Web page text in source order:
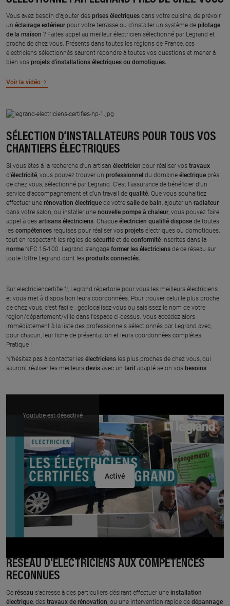
Vous avez besoin d'ajouter des prises électriques dans votre cuisine, de prévoir
un éclairage extérieur pour votre terrasse ou d'installer un système de pilotage
de la maison ? Faites appel au meilleur électricien sélectionné par Legrand et
proche de chez vous. Présents dans toutes les régions de France, ces
électriciens sélectionnés sauront répondre à toutes vos questions et mener à
bien vos projets d'installations électriques ou domotiques.
Voir la vidéo
SÉLECTION D’INSTALLATEURS POUR TOUS VOS
CHANTIERS ÉLECTRIQUES
Si vous êtes à la recherche d’un artisan électricien pour réaliser vos travaux
d’électricité , vous pouvez trouver un professionnel du domaine électrique près
de chez vous, sélectionné par Legrand. C’est l’assurance de bénéficier d’un
service d’accompagnement et d’un travail de qualité . Que vous souhaitiez
effectuer une rénovation électrique de votre salle de bain , ajouter un radiateur
dans votre salon, ou installer une nouvelle pompe à chaleur , vous pouvez faire
appel à des artisans électriciens . Chaque électricien qualifié dispose de toutes
les compétences requises pour réaliser vos projets électriques ou domotiques,
tout en respectant les règles de sécurité et de conformité inscrites dans la
norme NFC 15-100. Legrand s’engage former les électriciens de ce réseau sur
toute l’offre Legrand dont les produits connectés.
Sur electriciencertifie.fr, Legrand répertorie pour vous les meilleurs électriciens
et vous met à disposition leurs coordonnées. Pour trouver celui le plus proche
de chez vous, c'est facile : géolocalisez-vous ou saisissez le nom de votre
région/département/ville dans l'espace ci-dessus. Vous accédez alors
immédiatement à la liste des professionnels sélectionnés par Legrand avec,
pour chacun, leur fiche de présentation et leurs coordonnées complètes.
Pratique !
N’hésitez pas à contacter les électriciens les plus proches de chez vous, qui
sauront réaliser les meilleurs devis avec un tarifadapté selon vos besoins.
Voir
la
vidéo
RÉSEAU D'ÉLECTRICIENS AUX COMPÉTENCES
RECONNUES
Ce réseau s’adresse à des particuliers désirant effectuer une installation
électrique , des travaux de rénovation , ou une intervention rapide de dépannage